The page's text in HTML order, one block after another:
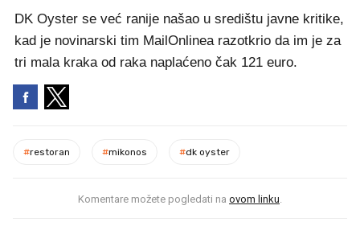
DK Oyster se već ranije našao u središtu javne kritike,
kad je novinarski tim MailOnlinea razotkrio da im je za
tri mala kraka od raka naplaćeno čak 121 euro.
#restoran #mikonos #dk oyster
Komentare možete pogledati na ovom linku